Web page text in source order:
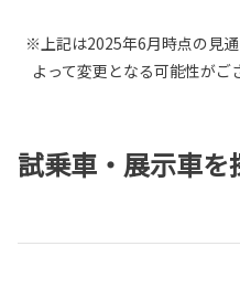
※上記は2025年6月時点の見
よって変更となる可能性がご
試乗車・展示車を